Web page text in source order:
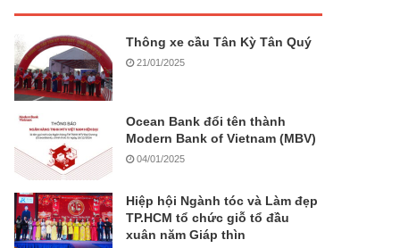
Thông xe cầu Tân Kỳ Tân Quý
21/01/2025
Ocean Bank đổi tên thành
Modern Bank of Vietnam (MBV)
04/01/2025
Hiệp hội Ngành tóc và Làm đẹp
TP.HCM tổ chức giỗ tổ đầu
xuân năm Giáp thìn